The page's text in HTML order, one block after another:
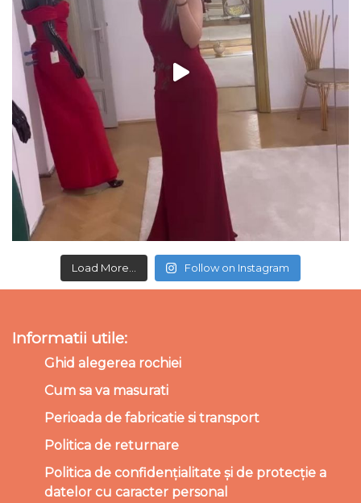
Load More... Follow on Instagram
Informatii utile:
Ghid alegerea rochiei
Cum sa va masurati
Perioada de fabricatie si transport
Politica de returnare
Politica de confidențialitate și de protecție a
datelor cu caracter personal